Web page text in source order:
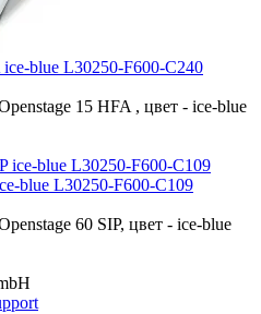
blue L30250-F600-C240
15 HFA , цвет - ice-blue
blue L30250-F600-C109
60 SIP, цвет - ice-blue